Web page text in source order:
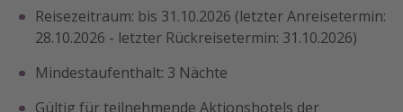
Reisezeitraum: bis 31.10.2026 (letzter Anreisetermin:
28.10.2026 - letzter Rückreisetermin: 31.10.2026)
Mindestaufenthalt: 3 Nächte
Gültig für teilnehmende Aktionshotels der